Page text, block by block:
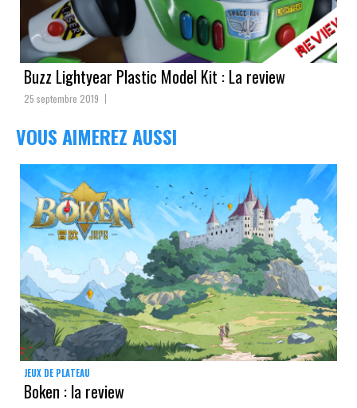
Buzz Lightyear Plastic Model Kit : La review
25 septembre 2019
VOUS AIMEREZ AUSSI
JEUX DE PLATEAU
Boken : la review